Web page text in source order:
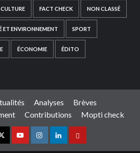
CULTURE FACT CHECK NON CLASSÉ
ET ENVIRONNEMENT SPORT
ÉCONOMIE ÉDITO
Analyses
Brèves
Contributions Mopti check